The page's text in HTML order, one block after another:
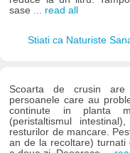
sase
... read all
Stiati ca Naturiste
Scoarta de crusin are
persoanele care au
continute in planta
(peristaltismul
resturilor de mancare.
an de la recoltare) turnati